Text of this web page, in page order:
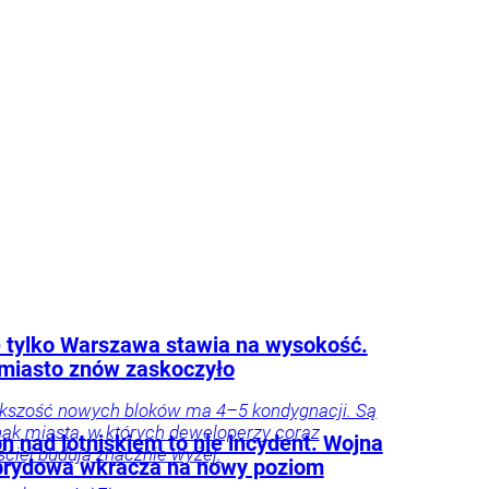
tylko Warszawa stawia na wysokość.
znów zaskoczyło
nowych bloków ma 4–5 kondygnacji. Są
miasta, w których deweloperzy coraz
budują znacznie wyżej.
nad lotniskiem to nie incydent. Wojna
wkracza na nowy poziom